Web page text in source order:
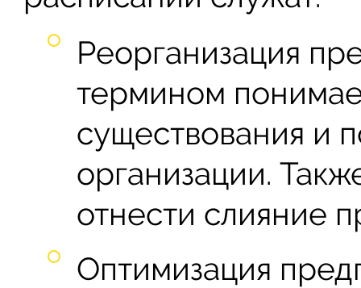
Реорганизация
термином
существования и
организации.
отнести слияние
Оптимизация